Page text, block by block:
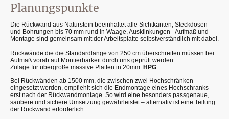
Planungspunkte
Die Rückwand aus Naturstein beeinhaltet alle Sichtkanten, Steckdosen-
und Bohrungen bis 70 mm rund in Waage, Ausklinkungen - Aufmaß und
Montage sind gemeinsam mit der Arbeitsplatte selbstverständlich mit dabei.
Rückwände die die Standardlänge von 250 cm überschreiten müssen bei
Aufmaß vorab auf Montierbarkeit durch uns geprüft werden.
Zulage für übergroße massive Platten in 20mm: HPG
Bei Rückwänden ab 1500 mm, die zwischen zwei Hochschränken
eingesetzt werden, empfiehlt sich die Endmontage eines Hochschranks
erst nach der Rückwandmontage. So wird eine besonders passgenaue,
saubere und sichere Umsetzung gewährleistet – alternativ ist eine Teilung
der Rückwand erforderlich.